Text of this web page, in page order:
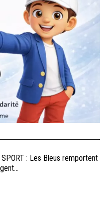
SPORT : Les Bleus remportent